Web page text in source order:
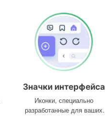
Значки интерфейса
Иконки, специально
разработанные для ваших